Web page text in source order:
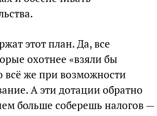
этот план. Да, все
охотнее «взяли бы
всё же при возможности
А эти дотации обратно
больше соберешь налогов —